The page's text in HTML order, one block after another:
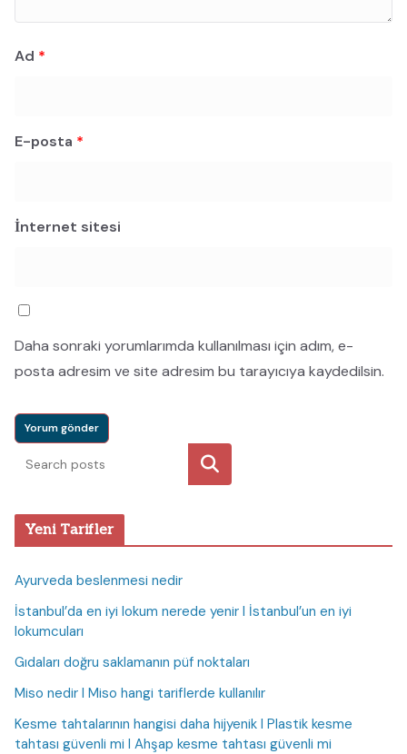
Ad *
E-posta *
İnternet sitesi
Daha sonraki yorumlarımda kullanılması için adım, e-
posta adresim ve site adresim bu tarayıcıya kaydedilsin.
Ara
Yeni Tarifler
Ayurveda beslenmesi nedir
İstanbul’da en iyi lokum nerede yenir I İstanbul’un en iyi
lokumcuları
Gıdaları doğru saklamanın püf noktaları
Miso nedir I Miso hangi tariflerde kullanılır
Kesme tahtalarının hangisi daha hijyenik I Plastik kesme
tahtası güvenli mi I Ahşap kesme tahtası güvenli mi